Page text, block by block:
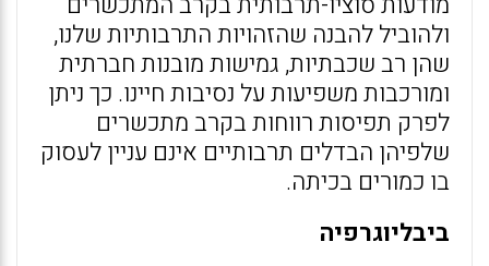
ולהוביל להבנה שהזהויות התרבותיות שלנו,
שהן רב שכבתיות, גמישות מובנות חברתית
ומורכבות משפיעות על נסיבות חיינו. כך ניתן
לפרק תפיסות רווחות בקרב מתכשרים
שלפיהן הבדלים תרבותיים אינם עניין לעסוק
בו כמורים בכיתה.
ביבליוגרפיה